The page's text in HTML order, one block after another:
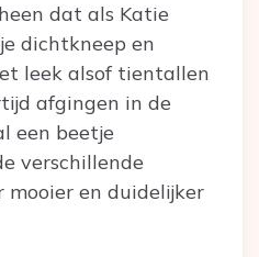
dat als Katie
dichtkneep en
leek alsof tientallen
afgingen in de
een beetje
verschillende
mooier en duidelijker